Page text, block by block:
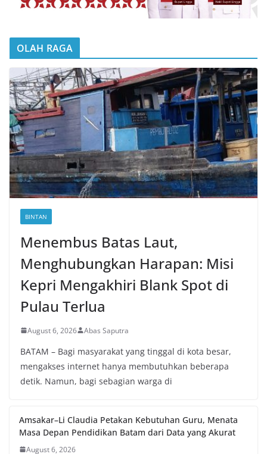
OLAH RAGA
BINTAN
Menembus Batas Laut,
Menghubungkan Harapan: Misi
Kepri Mengakhiri Blank Spot di
Pulau Terlua
August 6, 2026 Abas Saputra
BATAM – Bagi masyarakat yang tinggal di kota besar,
mengakses internet hanya membutuhkan beberapa
detik. Namun, bagi sebagian warga di
Amsakar–Li Claudia Petakan Kebutuhan Guru, Menata
Masa Depan Pendidikan Batam dari Data yang Akurat
August 6, 2026